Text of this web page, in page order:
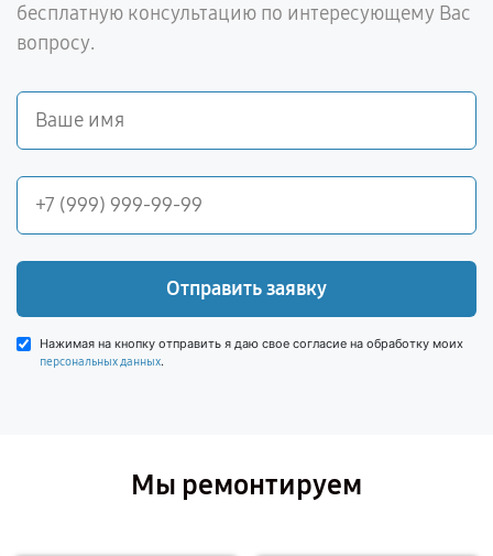
бесплатную консультацию по интересующему Вас
вопросу.
Отправить заявку
Нажимая на кнопку отправить я даю свое согласие на обработку моих
персональных данных.
Мы ремонтируем